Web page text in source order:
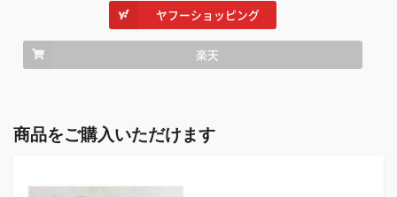
ヤフーショッピング
楽天
商品をご購入いただけます